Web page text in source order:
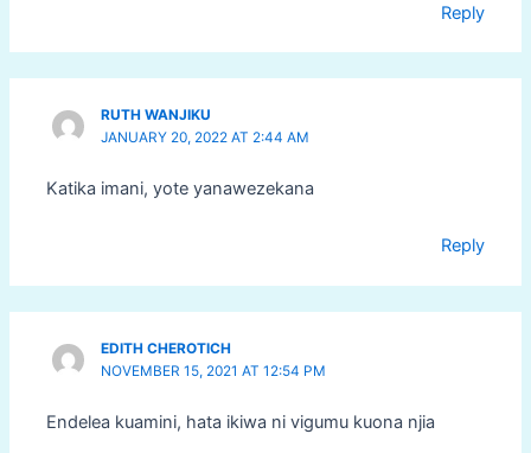
Reply
RUTH WANJIKU
JANUARY 20, 2022 AT 2:44 AM
Katika imani, yote yanawezekana
Reply
EDITH CHEROTICH
NOVEMBER 15, 2021 AT 12:54 PM
Endelea kuamini, hata ikiwa ni vigumu kuona njia